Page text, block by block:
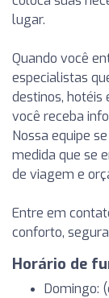
lugar.
Quando você
especialistas
destinos, hotéis
você receba
Nossa equipe
medida que se
de viagem e
Entre em
conforto,
Horário de
Domingo: